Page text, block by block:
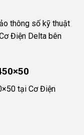
thông số kỹ thuật
Điện Delta bên
tại Cơ Điện